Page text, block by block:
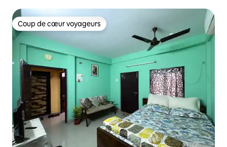
Coup de cœur voyageurs
Coup de cœur voyageurs